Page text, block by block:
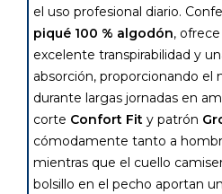
el uso profesional diario.
piqué 100 % algodón,
excelente transpirabilidad y
absorción, proporcionando el
durante largas jornadas en
corte Confort Fit y patrón
cómodamente tanto a
mientras que el cuello
bolsillo en el pecho aportan